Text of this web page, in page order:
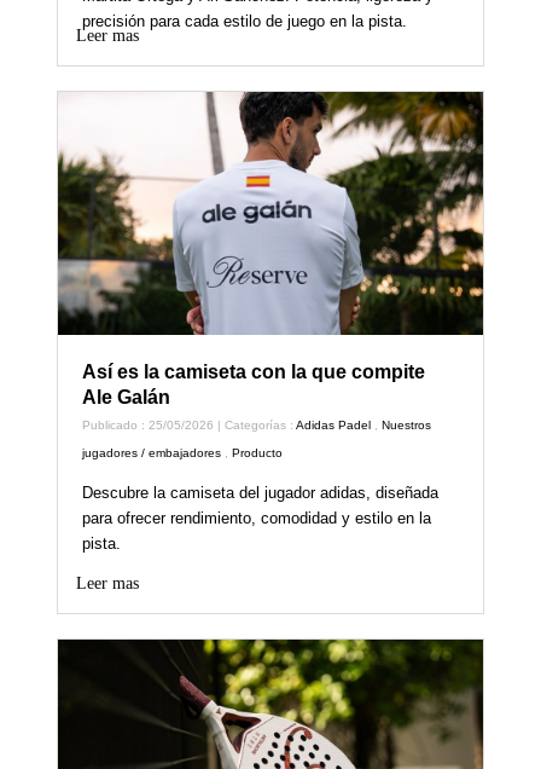
precisión para cada estilo de juego en la pista.
Leer mas
Así es la camiseta con la que compite
Ale Galán
Publicado : 25/05/2026 | Categorías :Adidas Padel ,Nuestros
jugadores / embajadores ,Producto
Descubre la camiseta del jugador adidas, diseñada
para ofrecer rendimiento, comodidad y estilo en la
pista.
Leer mas